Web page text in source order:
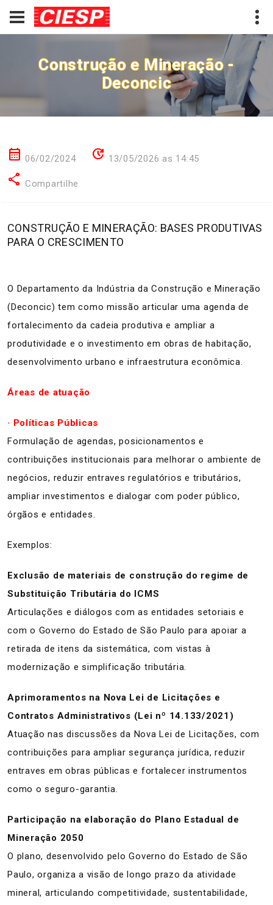
Construção e Mineração -
Deconcic
calendar_month 06/02/2024 update 13/05/2026 as 14:45
share Compartilhe
CONSTRUÇÃO E MINERAÇÃO: BASES PRODUTIVAS
PARA O CRESCIMENTO
O Departamento da Indústria da Construção e Mineração
(Deconcic) tem como missão articular uma agenda de
fortalecimento da cadeia produtiva e ampliar a
produtividade e o investimento em obras de habitação,
desenvolvimento urbano e infraestrutura econômica.
Áreas de atuação
· Políticas Públicas
Formulação de agendas, posicionamentos e
contribuições institucionais para melhorar o ambiente de
negócios, reduzir entraves regulatórios e tributários,
ampliar investimentos e dialogar com poder público,
órgãos e entidades.
Exemplos:
Exclusão de materiais de construção do regime de
Substituição Tributária do ICMS
Articulações e diálogos com as entidades setoriais e
com o Governo do Estado de São Paulo para apoiar a
retirada de itens da sistemática, com vistas à
modernização e simplificação tributária.
Aprimoramentos na Nova Lei de Licitações e
Contratos Administrativos (Lei nº 14.133/2021)
Atuação nas discussões da Nova Lei de Licitações, com
contribuições para ampliar segurança jurídica, reduzir
entraves em obras públicas e fortalecer instrumentos
como o seguro-garantia.
Participação na elaboração do Plano Estadual de
Mineração 2050
O plano, desenvolvido pelo Governo do Estado de São
Paulo, organiza a visão de longo prazo da atividade
mineral, articulando competitividade, sustentabilidade,